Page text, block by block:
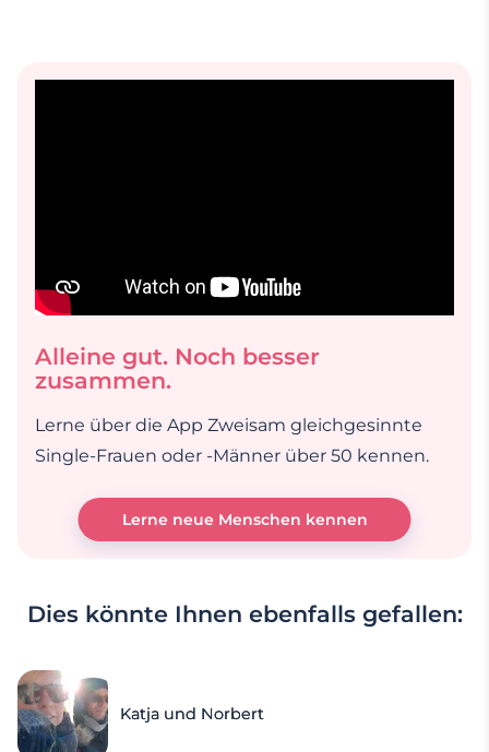
Alleine gut. Noch besser
zusammen.
Lerne über die App Zweisam gleichgesinnte
Single-Frauen oder -Männer über 50 kennen.
Lerne neue Menschen kennen
Dies könnte Ihnen ebenfalls gefallen:
Katja und Norbert